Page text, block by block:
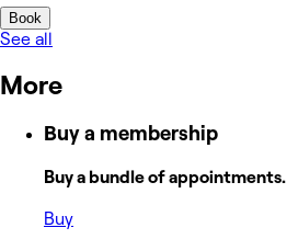
Book
See all
More
Buy a membership
Buy a bundle of appointments.
Buy